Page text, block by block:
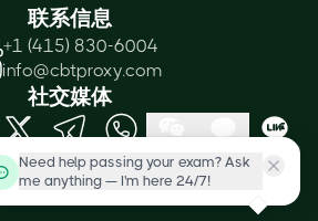
联系信息
+1 (415) 830-6004
info@cbtproxy.com
社交媒体
Need help passing your exam? Ask
me anything — I'm here 24/7!